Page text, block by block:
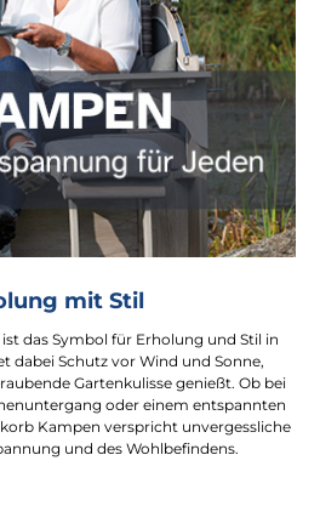
mit Stil
das Symbol für Erholung und Stil in
dabei Schutz vor Wind und Sonne,
Gartenkulisse genießt. Ob bei
oder einem entspannten
Kampen verspricht unvergessliche
und des Wohlbefindens.